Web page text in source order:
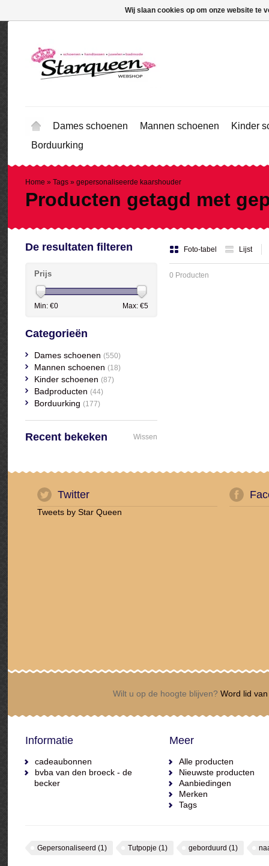
Dames schoenen Mannen schoenen
Kinder
Borduurking
Home » Tags » gepersonaliseerde kaarshouder
Producten getagd met
Foto-tabel Lijst
0 Producten
De resultaten filteren
Prijs
Min: €0 Max: €5
Categorieën
Dames schoenen (550)
Mannen schoenen (18)
Kinder schoenen (87)
Badproducten (44)
Borduurking (177)
Recent bekeken Wissen
Twitter
Tweets by Star Queen
Wilt u op de hoogte blijven? Word lid
Informatie
cadeaubonnen
bvba van den broeck - de
becker
Meer
Alle producten
Nieuwste producten
Aanbiedingen
Merken
Tags
Gepersonaliseerd (1) Tutpopje (1) geborduurd (1)
Wij slaan cookies op om onze website te